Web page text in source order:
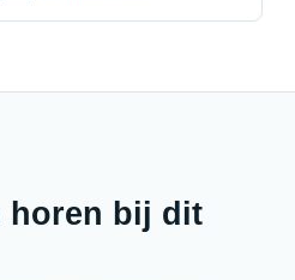
horen bij dit